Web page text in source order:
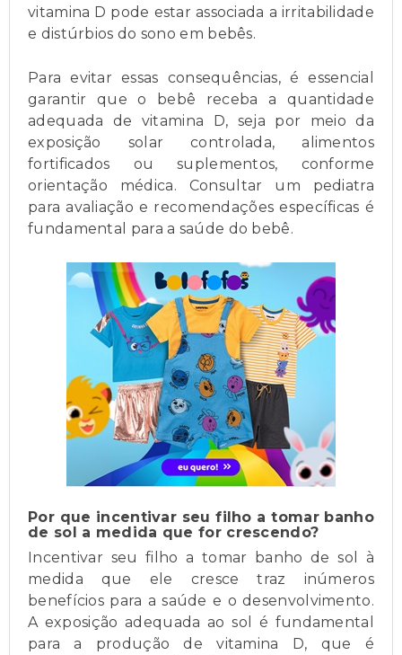
vitamina D pode estar associada a irritabilidade
e distúrbios do sono em bebês.
Para evitar essas consequências, é essencial
garantir que o bebê receba a quantidade
adequada de vitamina D, seja por meio da
exposição solar controlada, alimentos
fortificados ou suplementos, conforme
orientação médica. Consultar um pediatra
para avaliação e recomendações específicas é
fundamental para a saúde do bebê.
Por que incentivar seu filho a tomar banho
de sol a medida que for crescendo?
Incentivar seu filho a tomar banho de sol à
medida que ele cresce traz inúmeros
benefícios para a saúde e o desenvolvimento.
A exposição adequada ao sol é fundamental
para a produção de vitamina D, que é